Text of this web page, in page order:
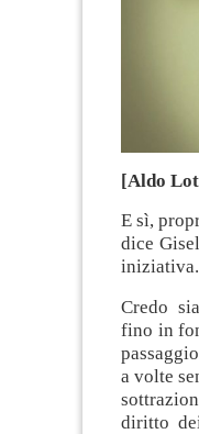
[Aldo
E sì,
dice
iniziativa.
Credo
fino in
a volte
diritto